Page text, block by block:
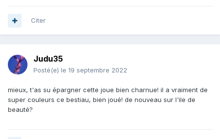
Citer
Judu35
Posté(e) le 19 septembre 2022
mieux, t'as su épargner cette joue bien charnue! il a vraiment de
super couleurs ce bestiau, bien joué! de nouveau sur l'ile de
beauté?